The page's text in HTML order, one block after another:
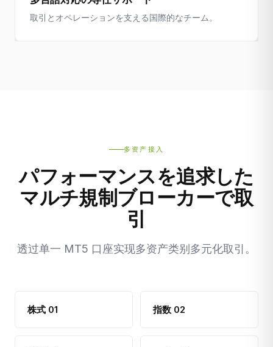
取引とオペレーションを支える国際的なチーム。
多资产接入
パフォーマンスを追求した
マルチ規制ブローカーで取
引
透过单一 MT5 口座实现多资产类别多元化取引。
株式 01 指数 02